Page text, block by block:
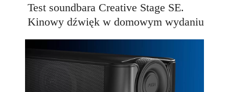
Test soundbara Creative Stage SE.
Kinowy dźwięk w domowym wydaniu